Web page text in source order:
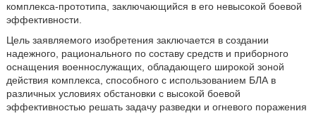
комплекса-прототипа, заключающийся в его невысокой боевой
эффективности.
Цель заявляемого изобретения заключается в создании
надежного, рационального по составу средств и приборного
оснащения военнослужащих, обладающего широкой зоной
действия комплекса, способного с использованием БЛА в
различных условиях обстановки с высокой боевой
эффективностью решать задачу разведки и огневого поражения